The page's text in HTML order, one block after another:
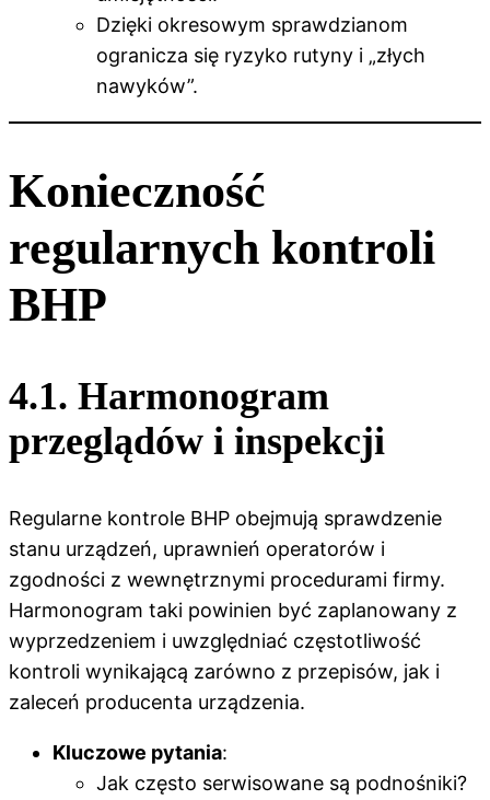
Dzięki okresowym sprawdzianom
ogranicza się ryzyko rutyny i „złych
nawyków”.
Konieczność
regularnych kontroli
BHP
4.1. Harmonogram
przeglądów i inspekcji
Regularne kontrole BHP obejmują sprawdzenie
stanu urządzeń, uprawnień operatorów i
zgodności z wewnętrznymi procedurami firmy.
Harmonogram taki powinien być zaplanowany z
wyprzedzeniem i uwzględniać częstotliwość
kontroli wynikającą zarówno z przepisów, jak i
zaleceń producenta urządzenia.
Kluczowe pytania:
Jak często serwisowane są podnośniki?